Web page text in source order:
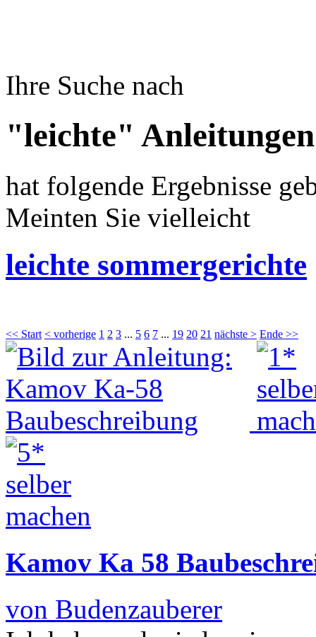
Ihre Suche nach
"leichte" Anleitungen
hat folgende Ergebnisse
Meinten Sie vielleicht
leichte sommergerichte
<< Start < vorherige 1 2 3 ... 5 6 7 ... 19 20 21 nächste > Ende >>
Kamov Ka 58
von Budenzauberer